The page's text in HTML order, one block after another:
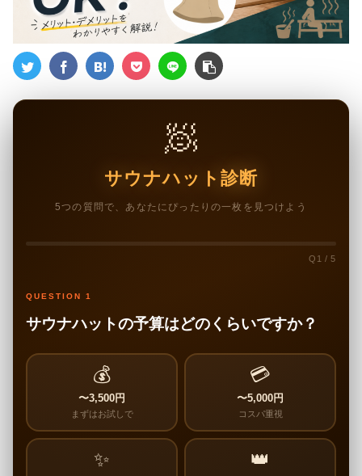
🧖
サウナハット診断
5つの質問で、あなたにぴったりの一枚を見つけよう
Q1 / 5
QUESTION 1
サウナハットの予算はどのくらいですか？
💰
〜3,500円
まずはお試しで
💳
〜5,000円
コスパ重視
✨ 👑